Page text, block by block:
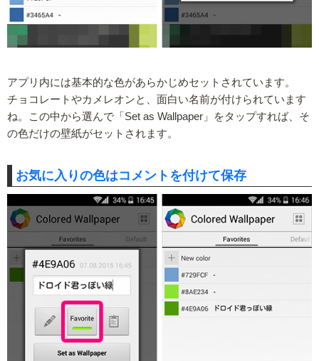
アプリ内には基本的な色があらかじめセットされています。
チョコレートやカメレオンと、面白い名前が付けられています
ね。この中から選んで「Set as Wallpaper」をタップすれば、そ
の色だけの壁紙がセットされます。
お気に入りの色はコメントを付けて保存